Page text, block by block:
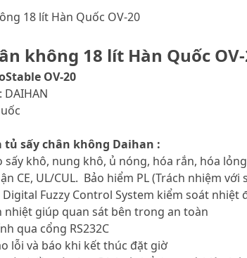
18 lít Hàn Quốc OV-20
không 18 lít Hàn Quốc
OV-20
DAIHAN
tủ sấy chân không Daihan :
sấy khô, nung khô, ủ nóng, hóa rắn, hóa
CE, UL/CUL. Bảo hiểm PL (Trách nhiệm với
Fuzzy Control System kiểm soát
nhiệt giúp quan sát bên trong an toàn
qua cổng RS232C
lỗi và báo khi kết thúc đặt giờ